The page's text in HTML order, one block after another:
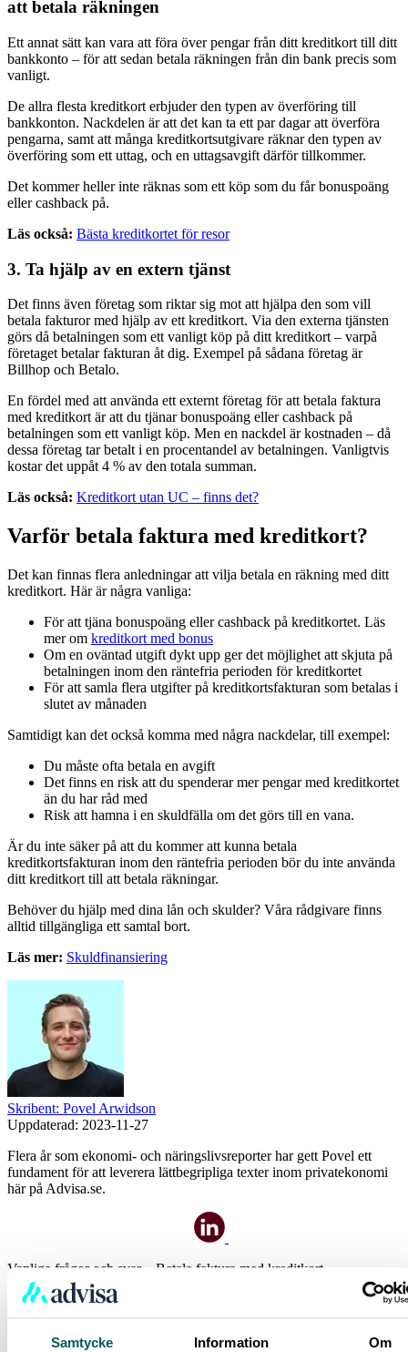
Samtycke Information Om
att betala räkningen
Ett annat sätt kan vara att föra över pengar från ditt kreditkort till ditt
bankkonto – för att sedan betala räkningen från din bank precis som
vanligt.
De allra flesta kreditkort erbjuder den typen av överföring till
bankkonton. Nackdelen är att det kan ta ett par dagar att överföra
pengarna, samt att många kreditkortsutgivare räknar den typen av
överföring som ett uttag, och en uttagsavgift därför tillkommer.
Det kommer heller inte räknas som ett köp som du får bonuspoäng
eller cashback på.
Läs också: Bästa kreditkortet för resor
3. Ta hjälp av en extern tjänst
Det finns även företag som riktar sig mot att hjälpa den som vill
betala fakturor med hjälp av ett kreditkort. Via den externa tjänsten
görs då betalningen som ett vanligt köp på ditt kreditkort – varpå
företaget betalar fakturan åt dig. Exempel på sådana företag är
Billhop och Betalo.
En fördel med att använda ett externt företag för att betala faktura
med kreditkort är att du tjänar bonuspoäng eller cashback på
betalningen som ett vanligt köp. Men en nackdel är kostnaden – då
dessa företag tar betalt i en procentandel av betalningen. Vanligtvis
kostar det uppåt 4 % av den totala summan.
Läs också: Kreditkort utan UC – finns det?
Varför betala faktura med kreditkort?
Det kan finnas flera anledningar att vilja betala en räkning med ditt
kreditkort. Här är några vanliga:
För att tjäna bonuspoäng eller cashback på kreditkortet. Läs
mer om kreditkort med bonus
Om en oväntad utgift dykt upp ger det möjlighet att skjuta på
betalningen inom den räntefria perioden för kreditkortet
För att samla flera utgifter på kreditkortsfakturan som betalas i
slutet av månaden
Samtidigt kan det också komma med några nackdelar, till exempel:
Du måste ofta betala en avgift
Det finns en risk att du spenderar mer pengar med kreditkortet
än du har råd med
Risk att hamna i en skuldfälla om det görs till en vana.
Är du inte säker på att du kommer att kunna betala
kreditkortsfakturan inom den räntefria perioden bör du inte använda
ditt kreditkort till att betala räkningar.
Behöver du hjälp med dina lån och skulder? Våra rådgivare finns
alltid tillgängliga ett samtal bort.
Läs mer: Skuldfinansiering
Skribent: Povel Arwidson
Uppdaterad: 2023-11-27
Flera år som ekonomi- och näringslivsreporter har gett Povel ett
fundament för att leverera lättbegripliga texter inom privatekonomi
här på Advisa.se.
Vanliga frågor och svar – Betala faktura med kreditkort